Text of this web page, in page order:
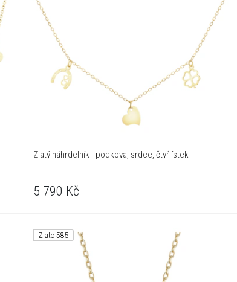
Zlatý náhrdelník - podkova, srdce, čtyřlístek
5 790 Kč
Zlato 585